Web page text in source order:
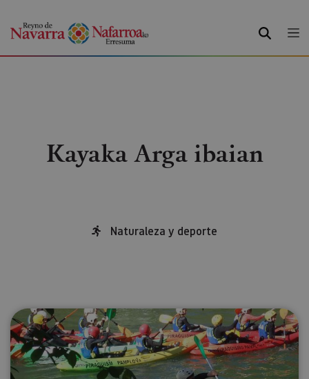
BILATU
Kayaka Arga ibaian
Naturaleza y deporte